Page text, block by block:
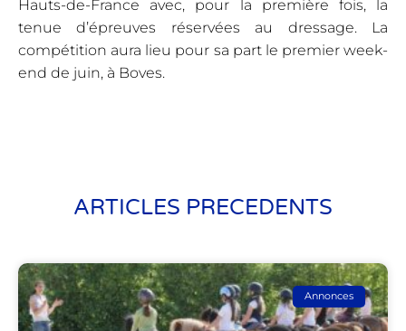
Hauts-de-France avec, pour la première fois, la
tenue d’épreuves réservées au dressage. La
compétition aura lieu pour sa part le premier week-
end de juin, à Boves.
ARTICLES PRECEDENTS
Annonces